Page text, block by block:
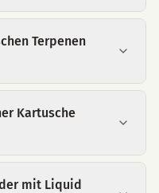
Terpenen
Kartusche
mit Liquid